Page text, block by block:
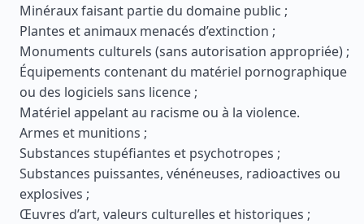
Minéraux faisant partie du domaine public ;
Plantes et animaux menacés d’extinction ;
Monuments culturels (sans autorisation appropriée) ;
Équipements contenant du matériel pornographique
ou des logiciels sans licence ;
Matériel appelant au racisme ou à la violence.
Armes et munitions ;
Substances stupéfiantes et psychotropes ;
Substances puissantes, vénéneuses, radioactives ou
explosives ;
Œuvres d’art, valeurs culturelles et historiques ;